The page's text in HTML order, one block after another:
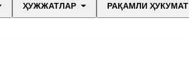
ҲУЖЖАТЛАР РАҚАМЛИ ҲУКУМАТ